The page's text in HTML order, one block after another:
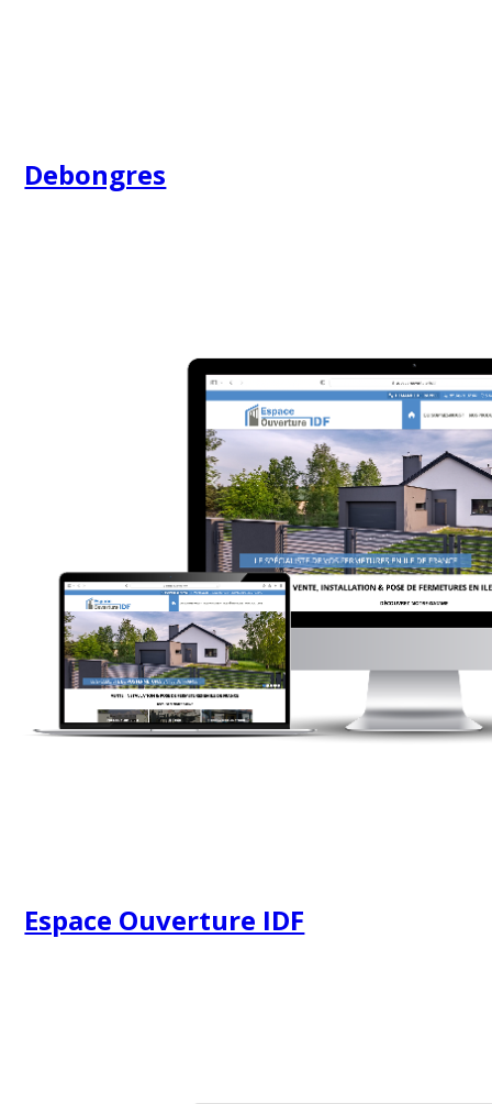
Debongres
Espace Ouverture IDF